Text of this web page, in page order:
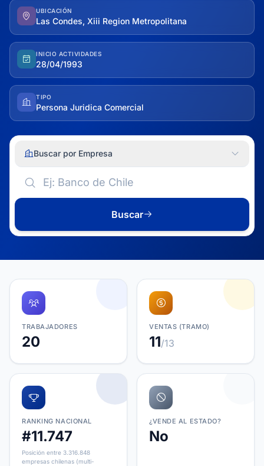
UBICACIÓN
Las Condes, Xiii Region Metropolitana
INICIO ACTIVIDADES
28/04/1993
TIPO
Persona Juridica Comercial
Buscar por Empresa
Buscar
TRABAJADORES
20
VENTAS (TRAMO)
11/13
RANKING NACIONAL
#11.747
Posición entre 3.316.848
empresas chilenas (multi-
¿VENDE AL ESTADO?
No